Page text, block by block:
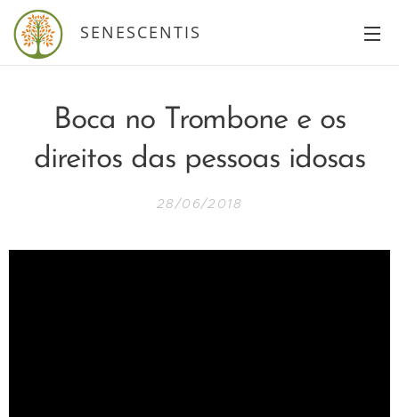
SENESCENTIS
Boca no Trombone e os
direitos das pessoas idosas
28/06/2018